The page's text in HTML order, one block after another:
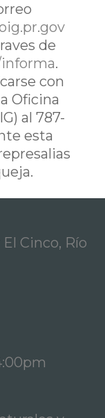
de
.
con
Oficina
al 787-
esta
Cinco, Río